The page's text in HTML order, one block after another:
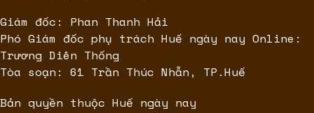
Giám đốc: Phan Thanh Hải
Phó Giám đốc phụ trách Huế ngày nay Online:
Trương Diên Thống
Tòa soạn: 61 Trần Thúc Nhẫn, TP.Huế
Bản quyền thuộc Huế ngày nay